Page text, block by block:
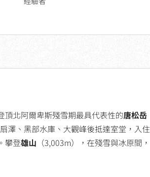
頂北阿爾卑斯殘雪期最具代表性的唐松岳
澤、黑部水庫、大觀峰後抵達室堂，入住
攀登雄山 （3,003m），在殘雪與冰原間，